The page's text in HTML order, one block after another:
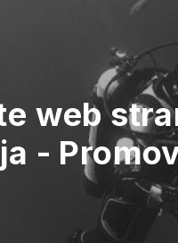
web
-